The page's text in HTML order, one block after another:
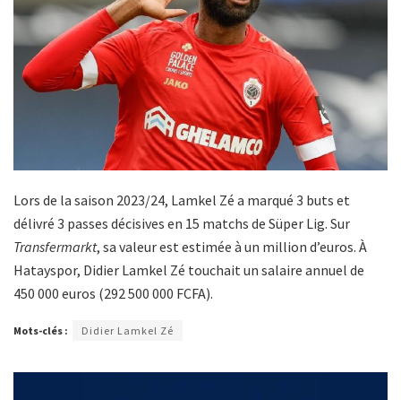
Lors de la saison 2023/24, Lamkel Zé a marqué 3 buts et
délivré 3 passes décisives en 15 matchs de Süper Lig. Sur
Transfermarkt, sa valeur est estimée à un million d’euros. À
Hatayspor, Didier Lamkel Zé touchait un salaire annuel de
450 000 euros (292 500 000 FCFA).
Mots-clés : Didier Lamkel Zé